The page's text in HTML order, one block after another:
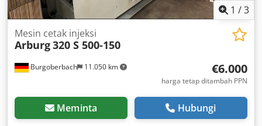
1 /3
Burgoberbach 11.050 km
Mesin cetak injeksi
Arburg320 S 500-150
€6.000
harga tetap ditambah PPN
Meminta Hubungi